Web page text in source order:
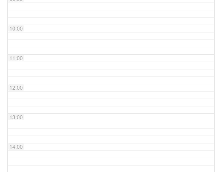
10:00
11:00
12:00
13:00
14:00